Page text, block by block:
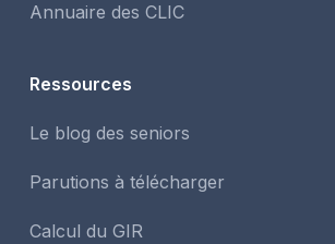
Annuaire des CLIC
Ressources
Le blog des seniors
Parutions à télécharger
Calcul du GIR